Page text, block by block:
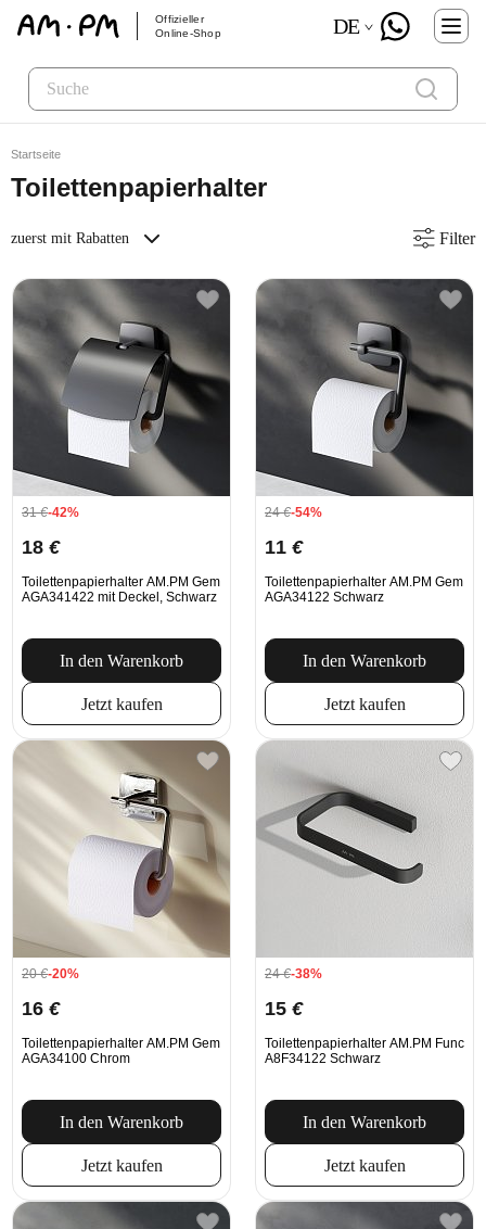
Offizieller
Online-Shop
DE
Startseite
Toilettenpapierhalter
zuerst mit Rabatten Filter
31€-42%
18 €
Toilettenpapierhalter AM.PM Gem
AGA341422 mit Deckel, Schwarz
In den Warenkorb
Jetzt kaufen
24€-54%
11 €
Toilettenpapierhalter AM.PM Gem
AGA34122 Schwarz
In den Warenkorb
Jetzt kaufen
20€-20%
16 €
Toilettenpapierhalter AM.PM Gem
AGA34100 Chrom
In den Warenkorb
Jetzt kaufen
24€-38%
15 €
Toilettenpapierhalter AM.PM Func
A8F34122 Schwarz
In den Warenkorb
Jetzt kaufen